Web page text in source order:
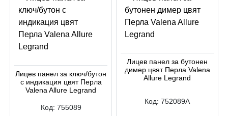
Лицев панел за ключ/бутон
с индикация цвят Перла
Valena Allure Legrand
Код: 755089
Лицев панел за бутонен
димер цвят Перла Valena
Allure Legrand
Код: 752089A